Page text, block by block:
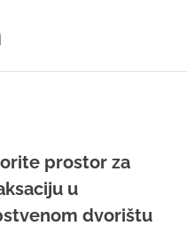
prostor za
u
dvorištu